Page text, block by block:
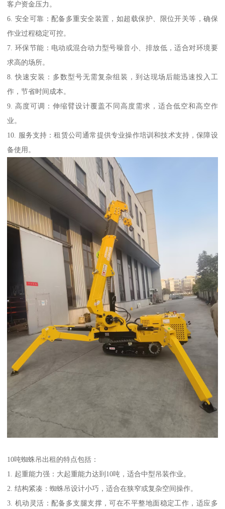
客户资金压力。
6. 安全可靠：配备多重安全装置，如超载保护、限位开关等，确保
作业过程稳定可控。
7. 环保节能：电动或混合动力型号噪音小、排放低，适合对环境要
求高的场所。
8. 快速安装：多数型号无需复杂组装，到达现场后能迅速投入工
作，节省时间成本。
9. 高度可调：伸缩臂设计覆盖不同高度需求，适合低空和高空作
业。
10. 服务支持：租赁公司通常提供专业操作培训和技术支持，保障设
备使用。
10吨蜘蛛吊出租的特点包括：
1. 起重能力强：大起重能力达到10吨，适合中型吊装作业。
2. 结构紧凑：蜘蛛吊设计小巧，适合在狭窄或复杂空间操作。
3. 机动灵活：配备多支腿支撑，可在不平整地面稳定工作，适应多